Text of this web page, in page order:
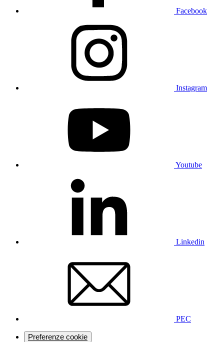
Facebook
Instagram
Youtube
Linkedin
PEC
Preferenze cookie